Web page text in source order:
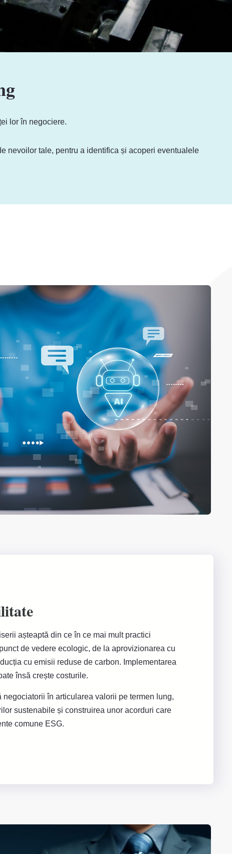
lor în negociere.
nevoilor tale, pentru a identifica și acoperi eventualele
așteaptă din ce în ce mai mult practici
de vedere ecologic, de la aprovizionarea cu
cu emisii reduse de carbon. Implementarea
însă crește costurile.
negociatorii în articularea valorii pe termen lung,
sustenabile și construirea unor acorduri care
comune ESG.